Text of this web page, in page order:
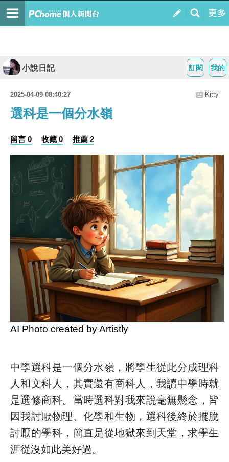
我的
訂閱
小說日記
2025-04-09 08:40:27 Kitty
選科是一個分水嶺
留言 0 收藏 0 推薦 2
AI Photo created by Artistly
中學選科是一個分水嶺，將學生從此分成理科
人和文科人，其實還有商科人，我讀中學時就
是選修商科。當時選科對我來說毫無懸念，皆
因我討厭物理、化學和生物，選科後終於擺脫
討厭的學科，簡直是從地獄來到天堂，求學生
涯從沒如此美好過。